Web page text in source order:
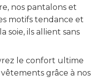
nos pantalons et
motifs tendance et
soie, ils allient sans
le confort ultime
vêtements grâce à nos